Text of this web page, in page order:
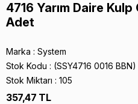
4716 Yarım Daire
Adet
Marka : System
Stok Kodu
(SSY4716 0016 BBN)
Stok Miktarı : 105
357,47 TL